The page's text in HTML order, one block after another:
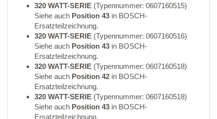
320 WATT-SERIE (Typennummer: 0607160515)
Siehe auch Position 43 in BOSCH-
Ersatzteilzeichnung.
320 WATT-SERIE (Typennummer: 0607160516)
Siehe auch Position 43 in BOSCH-
Ersatzteilzeichnung.
320 WATT-SERIE (Typennummer: 0607160518)
Siehe auch Position 42 in BOSCH-
Ersatzteilzeichnung.
320 WATT-SERIE (Typennummer: 0607160518)
Siehe auch Position 43 in BOSCH-
Ersatzteilzeichnung.